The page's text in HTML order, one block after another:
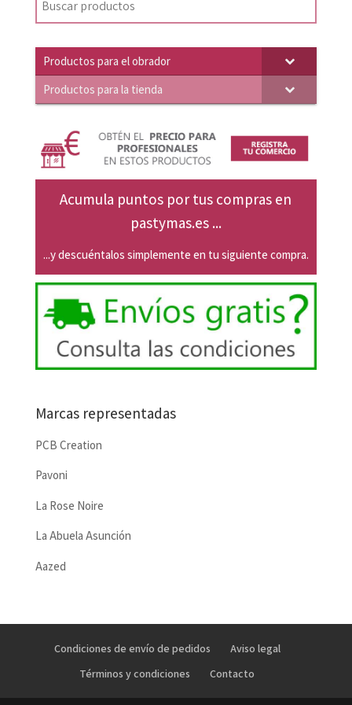
22,26€.
Productos para el obrador
Productos para la tienda
Acumula puntos por tus compras en
pastymas.es ...
...y descuéntalos simplemente en tu siguiente compra.
Marcas representadas
PCB Creation
Pavoni
La Rose Noire
La Abuela Asunción
Aazed
Condiciones de envío de pedidos
Aviso legal
Términos y condiciones
Contacto